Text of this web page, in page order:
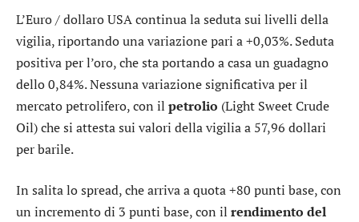
L’Euro / dollaro USAcontinua la seduta sui livelli della
vigilia, riportando una variazione pari a +0,03%. Seduta
positiva per l’oro, che sta portando a casa un guadagno
dello 0,84%. Nessuna variazione significativa per il
mercato petrolifero, con il petrolio (Light Sweet Crude
Oil) che si attesta sui valori della vigilia a 57,96 dollari
per barile.
In salita lospread, che arriva a quota +80 punti base, con
un incremento di 3 punti base, con il rendimento del